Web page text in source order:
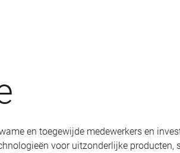
en toegewijde medewerkers en
voor uitzonderlijke producten,